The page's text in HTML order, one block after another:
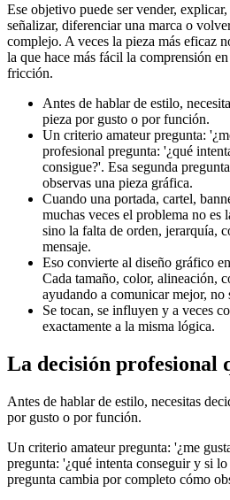
Ese objetivo puede ser vender,
señalizar, diferenciar una marca o
complejo. A veces la pieza más eficaz
la que hace más fácil la comprensión
fricción.
Antes de hablar de estilo,
pieza por gusto o por función.
Un criterio amateur pregunta:
profesional pregunta: '¿qué
consigue?'. Esa segunda
observas una pieza gráfica.
Cuando una portada, cartel,
muchas veces el problema no es
sino la falta de orden, jerarquía,
mensaje.
Eso convierte al diseño gráfico
Cada tamaño, color, alineación,
ayudando a comunicar mejor, no
Se tocan, se influyen y a veces
exactamente a la misma lógica.
La decisión profesional
Antes de hablar de estilo, necesitas
por gusto o por función.
Un criterio amateur pregunta: '¿me
pregunta: '¿qué intenta conseguir y si
pregunta cambia por completo cómo